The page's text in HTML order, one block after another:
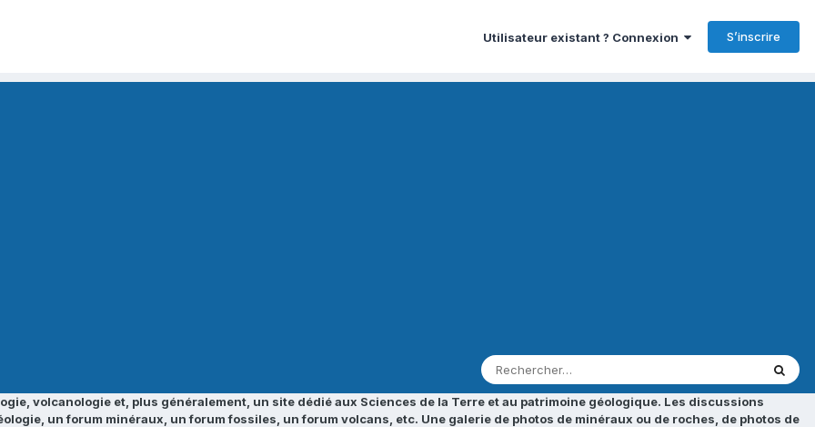
Utilisateur existant ? Connexion S’inscrire
volcanologie et, plus généralement, un site dédié aux Sciences de la Terre et au patrimoine géologique. Les discussions
un forum minéraux, un forum fossiles, un forum volcans, etc. Une galerie de photos de minéraux ou de roches, de photos de